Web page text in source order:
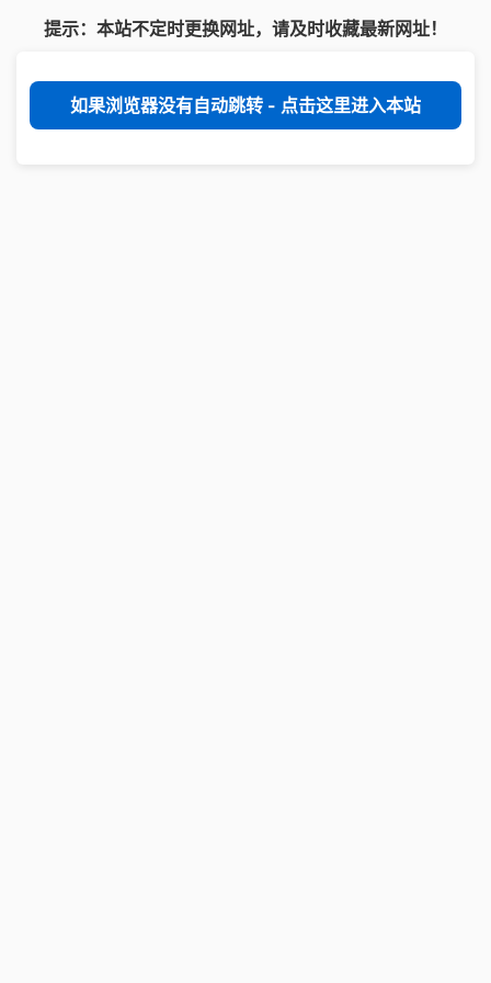
提示：本站不定时更换网址，请及时收藏最新网址！
如果浏览器没有自动跳转 - 点击这里进入本站